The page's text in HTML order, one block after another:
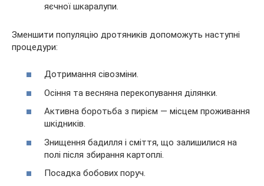
яєчної шкаралупи.
Зменшити популяцію дротяників допоможуть наступні
процедури:
Дотримання сівозміни.
Осіння та весняна перекопування ділянки.
Активна боротьба з пирієм — місцем проживання
шкідників.
Знищення бадилля і сміття, що залишилися на
полі після збирання картоплі.
Посадка бобових поруч.